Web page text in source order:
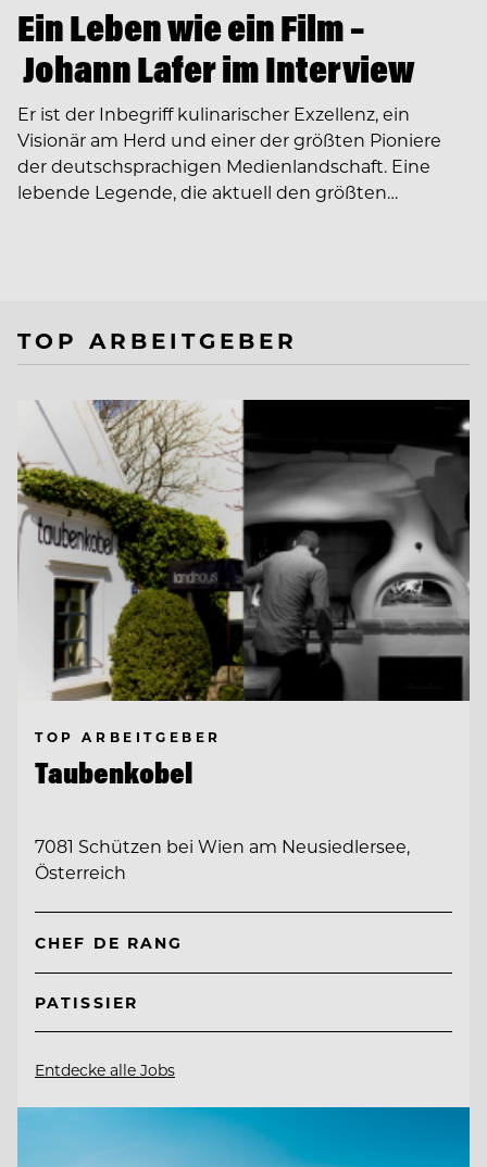
Ein Leben wie ein Film –
Johann Lafer im Interview
Er ist der Inbegriff kulinarischer Exzellenz, ein
Visionär am Herd und einer der größten Pioniere
der deutschsprachigen Medienlandschaft. Eine
lebende Legende, die aktuell den größten…
TOP ARBEITGEBER
TOP ARBEITGEBER
Taubenkobel
7081 Schützen bei Wien am Neusiedlersee,
Österreich
CHEF DE RANG
PATISSIER
Entdecke alle Jobs